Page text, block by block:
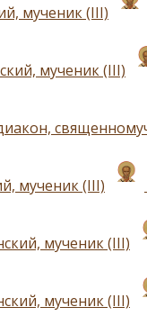
мученик (III)
мученик (III)
мученик (III)
мученик (III)
мученик (III)